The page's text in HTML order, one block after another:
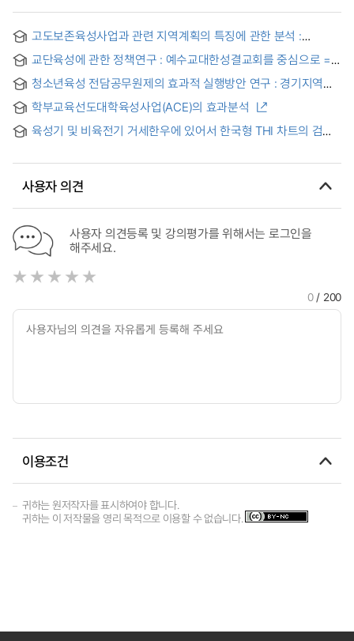
고도보존육성사업과 관련 지역계획의 특징에 관한 분석 :
교단육성에 관한 정책연구 : 예수교대한성결교회를 중심으로 =
on Jesus Korea holiness church of Korea
청소년육성 전담공무원제의 효과적 실행방안 연구 : 경기지역
학부교육선도대학육성사업(ACE)의 효과분석
육성기 및 비육전기 거세한우에 있어서 한국형 THI 차트의 검증
사용자 의견
사용자 의견등록 및 강의평가를 위해서는 로그인을
해주세요.
0/ 200
이용조건
귀하는 원저작자를 표시하여야 합니다.
귀하는 이 저작물을 영리 목적으로 이용할 수 없습니다.